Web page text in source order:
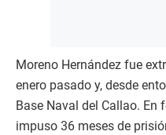
Moreno Hernández fue
enero pasado y, desde
Base Naval del Callao. En
impuso 36 meses de